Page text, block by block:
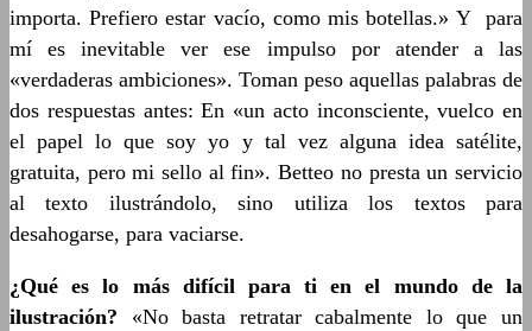
importa. Prefiero estar vacío, como mis botellas.» Y para
mí es inevitable ver ese impulso por atender a las
«verdaderas ambiciones». Toman peso aquellas palabras de
dos respuestas antes: En «un acto inconsciente, vuelco en
el papel lo que soy yo y tal vez alguna idea satélite,
gratuita, pero mi sello al fin». Betteo no presta un servicio
al texto ilustrándolo, sino utiliza los textos para
desahogarse, para vaciarse.
¿Qué es lo más difícil para ti en el mundo de la
ilustración? «No basta retratar cabalmente lo que un